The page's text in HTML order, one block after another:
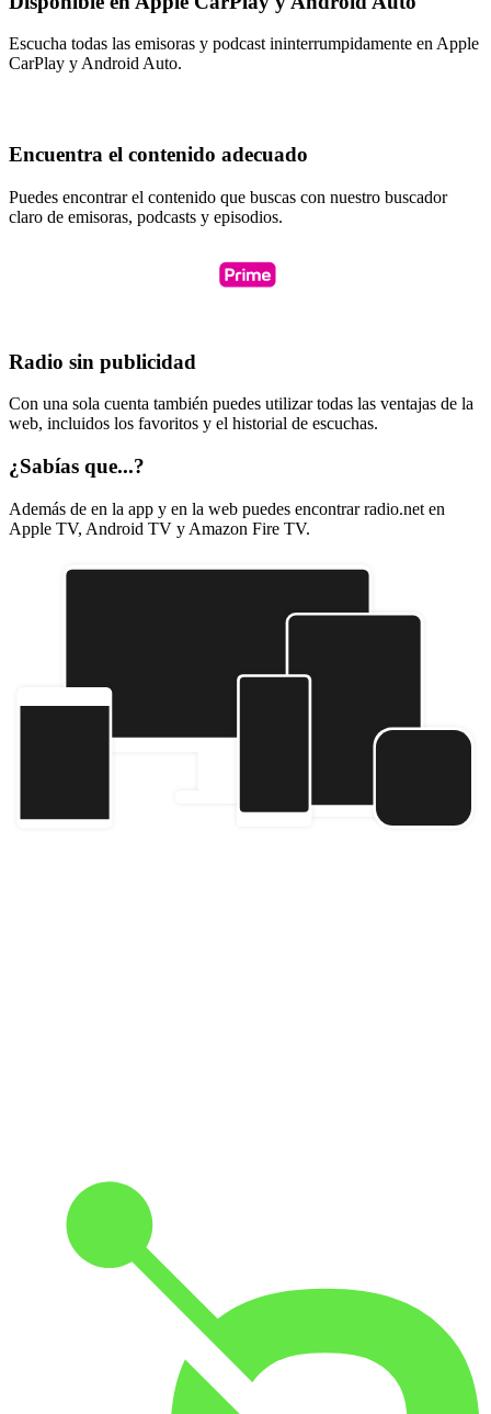
Escucha todas las emisoras y podcast ininterrumpidamente en Apple
CarPlay y Android Auto.
Encuentra el contenido adecuado
Puedes encontrar el contenido que buscas con nuestro buscador
claro de emisoras, podcasts y episodios.
Radio sin publicidad
Con una sola cuenta también puedes utilizar todas las ventajas de la
web, incluidos los favoritos y el historial de escuchas.
¿Sabías que...?
Además de en la app y en la web puedes encontrar radio.net en
Apple TV, Android TV y Amazon Fire TV.